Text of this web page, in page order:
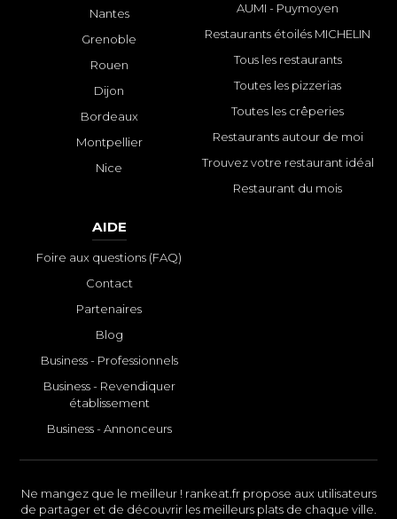
Nantes
Grenoble
Rouen
Dijon
Bordeaux
Montpellier
Nice
AUMI - Puymoyen
Restaurants étoilés MICHELIN
Tous les restaurants
Toutes les pizzerias
Toutes les crêperies
Restaurants autour de moi
Trouvez votre restaurant idéal
Restaurant du mois
AIDE
Foire aux questions (FAQ)
Contact
Partenaires
Blog
Business - Professionnels
Business - Revendiquer
établissement
Business - Annonceurs
Ne mangez que le meilleur ! rankeat.fr propose aux utilisateurs
de partager et de découvrir les meilleurs plats de chaque ville.